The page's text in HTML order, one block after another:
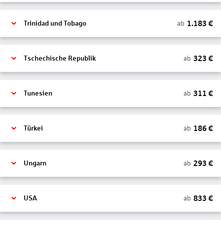
Trinidad und Tobago ab 1.183 €
Tschechische Republik ab 323 €
Tunesien ab 311 €
Türkei ab 186€
Ungarn ab 293 €
USA ab 833 €